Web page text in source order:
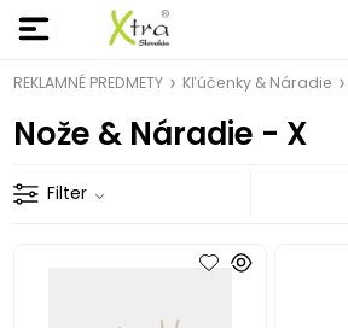
REKLAMNÉ PREDMETY Kľúčenky & Náradie
Nože & Náradie - X
Filter